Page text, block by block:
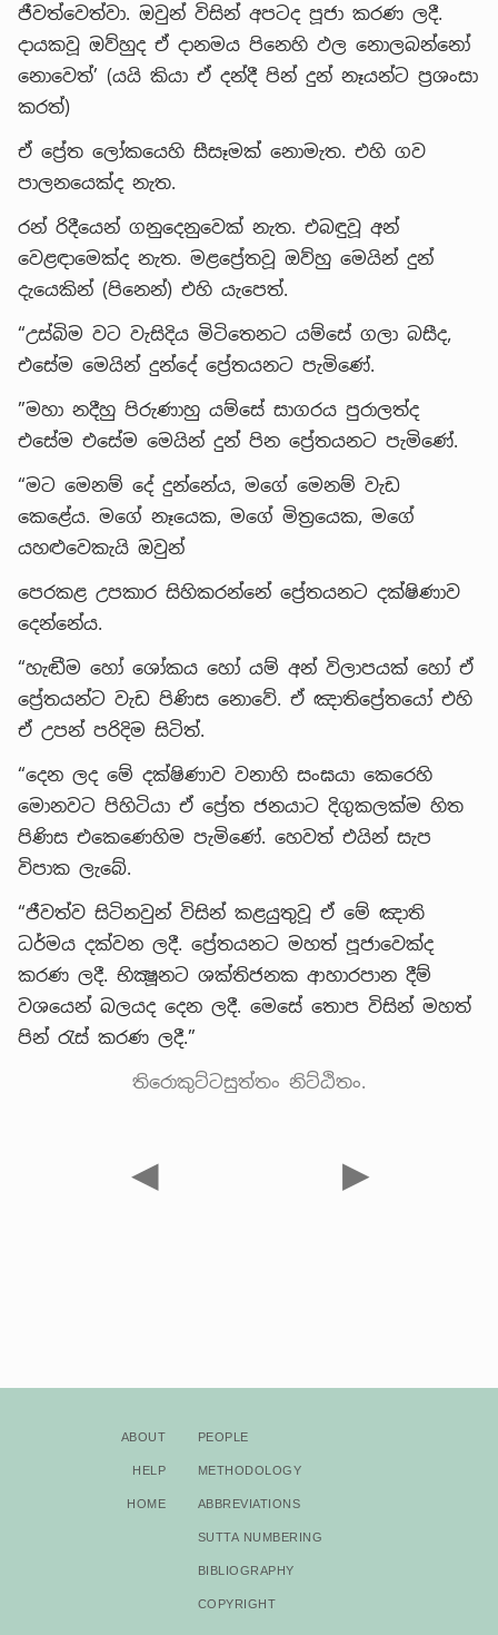
ජීවත්වෙත්වා. ඔවුන් විසින් අපටද පූජා කරණ ලදී.
දායකවූ ඔව්හුද ඒ දානමය පිනෙහි ඵල නොලබන්නෝ
නොවෙත්’ (යයි කියා ඒ දන්දී පින් දුන් නෑයන්ට ප්‍රශංසා
කරත්)
ඒ ප්‍රේත ලෝකයෙහි සීසෑමක් නොමැත. එහි ගව
පාලනයෙක්ද නැත.
රන් රිදීයෙන් ගනුදෙනුවෙක් නැත. එබඳුවූ අන්
වෙළඳාමෙක්ද නැත. මළප්‍රේතවූ ඔව්හු මෙයින් දුන්
දැයෙකින් (පිනෙන්) එහි යැපෙත්.
“උස්බිම වට වැසිදිය මිටිතෙනට යම්සේ ගලා බසීද,
එසේම මෙයින් දුන්දේ ප්‍රේතයනට පැමිණේ.
”මහා නදීහු පිරුණාහු යම්සේ සාගරය පුරාලත්ද
එසේම එසේම මෙයින් දුන් පින ප්‍රේතයනට පැමිණේ.
“මට මෙනම් දේ දුන්නේය, මගේ මෙනම් වැඩ
කෙළේය. මගේ නෑයෙක, මගේ මිත්‍රයෙක, මගේ
යහළුවෙකැයි ඔවුන්
පෙරකළ උපකාර සිහිකරන්නේ ප්‍රේතයනට දක්ෂිණාව
දෙන්නේය.
“හැඬීම හෝ ශෝකය හෝ යම් අන් විලාපයක් හෝ ඒ
ප්‍රේතයන්ට වැඩ පිණිස නොවේ. ඒ ඤාතිප්‍රේතයෝ එහි
ඒ උපන් පරිදිම සිටිත්.
“දෙන ලද මේ දක්ෂිණාව වනාහි සංඝයා කෙරෙහි
මොනවට පිහිටියා ඒ ප්‍රේත ජනයාට දිගුකලක්ම හිත
පිණිස එකෙණෙහිම පැමිණේ. හෙවත් එයින් සැප
විපාක ලැබේ.
“ජීවත්ව සිටිනවුන් විසින් කළයුතුවූ ඒ මේ ඤාති
ධර්මය දක්වන ලදී. ප්‍රේතයනට මහත් පූජාවෙක්ද
කරණ ලදී. භික්‍ෂූනට ශක්තිජනක ආහාරපාන දීම්
වශයෙන් බලයද දෙන ලදී. මෙසේ තොප විසින් මහත්
පින් රැස් කරණ ලදී.”
තිරොකුට්ටසුත්තං නිට්ඨිතං.
◀ ▶
About
Help
Home
People
Methodology
Abbreviations
Sutta Numbering
Bibliography
Copyright